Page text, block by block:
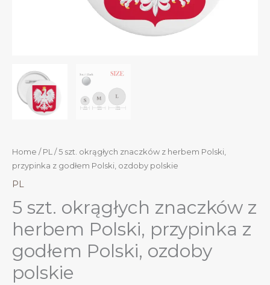
Home / PL / 5 szt. okrągłych znaczków z herbem Polski,
przypinka z godłem Polski, ozdoby polskie
PL
5 szt. okrągłych znaczków z
herbem Polski, przypinka z
godłem Polski, ozdoby
polskie